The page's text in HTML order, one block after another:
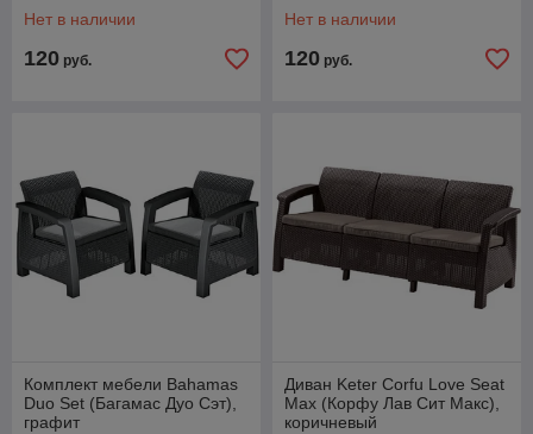
Нет в наличии
120 руб.
Нет в наличии
120 руб.
Комплект мебели Bahamas
Duo Set (Багамас Дуо Сэт),
графит
Диван Keter Corfu Love Seat
Max (Корфу Лав Сит Макс),
коричневый